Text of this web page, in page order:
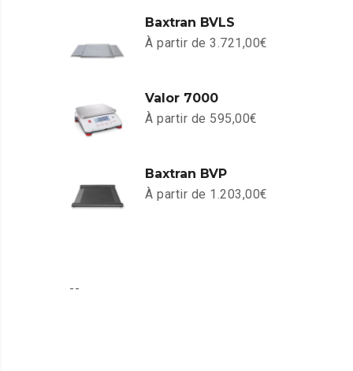
Baxtran BVLS
À partir de 3.721,00€
Valor 7000
À partir de 595,00€
Baxtran BVP
À partir de 1.203,00€
--